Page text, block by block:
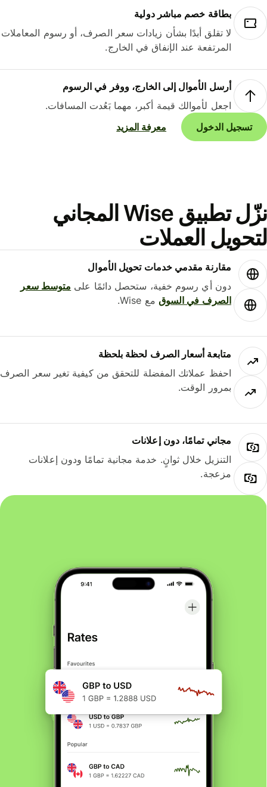
بطاقة خصم مباشر دولية
لا تقلق أبدًا بشأن زيادات سعر الصرف، أو رسوم المعاملات
المرتفعة عند الإنفاق في الخارج.
أرسل الأموال إلى الخارج، ووفر في الرسوم
اجعل لأموالك قيمة أكبر، مهما بَعُدت المسافات.
تسجيل الدخول
معرفة المزيد
نزّل تطبيق Wise المجاني
العملات
مقارنة مقدمي خدمات تحويل الأموال
دون أي رسوم خفية، ستحصل دائمًا علىمتوسط ​​سعر
الصرف في السوقمع Wise.
متابعة أسعار الصرف لحظة بلحظة
احفظ عملاتك المفضلة للتحقق من كيفية تغير سعر الصرف
بمرور الوقت.
مجاني تمامًا، دون إعلانات
التنزيل خلال ثوانٍ. خدمة مجانية تمامًا ودون إعلانات
مزعجة.